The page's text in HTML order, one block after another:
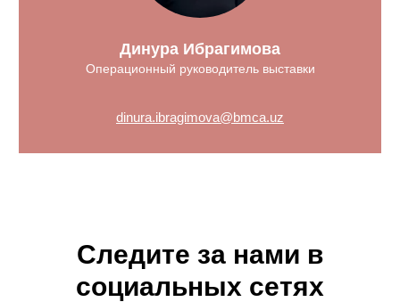
Динура Ибрагимова
Операционный руководитель выставки
dinura.ibragimova@bmca.uz
Следите за нами в
социальных сетях